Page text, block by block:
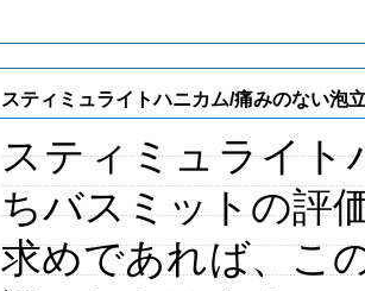
スティミュライトハニカム/痛みのない泡
スティミュライト
ちバスミットの評
求めであれば、こ